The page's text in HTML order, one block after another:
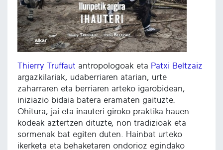
Thierry Truffaut antropologoak eta Patxi Beltzaiz
argazkilariak, udaberriaren atarian, urte
zaharraren eta berriaren arteko igarobidean,
iniziazio bidaia batera eramaten gaituzte.
Ohitura, jai eta inauteri giroko praktika hauen
kodeak aztertzen dituzte, non tradizioak eta
sormenak bat egiten duten. Hainbat urteko
ikerketa eta behaketaren ondorioz egindako